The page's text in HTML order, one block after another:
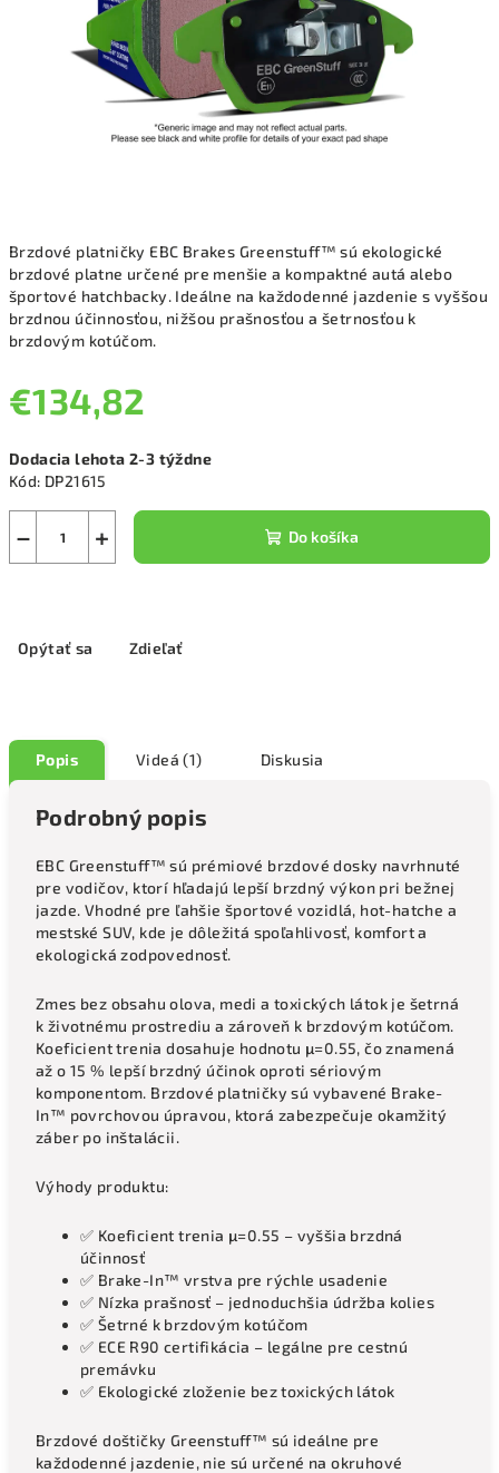
Brzdové platničky EBC Brakes Greenstuff™ sú ekologické
brzdové platne určené pre menšie a kompaktné autá alebo
športové hatchbacky. Ideálne na každodenné jazdenie s vyššou
brzdnou účinnosťou, nižšou prašnosťou a šetrnosťou k
brzdovým kotúčom.
€134,82
cena:
Dodacia lehota 2-3 týždne
Kód: DP21615
+
− Do košíka
Opýtať sa Zdieľať
Popis Videá (1) Diskusia
Podrobný popis
EBC Greenstuff™ sú prémiové brzdové dosky navrhnuté
pre vodičov, ktorí hľadajú lepší brzdný výkon pri bežnej
jazde. Vhodné pre ľahšie športové vozidlá, hot-hatche a
mestské SUV, kde je dôležitá spoľahlivosť, komfort a
ekologická zodpovednosť.
Zmes bez obsahu olova, medi a toxických látok je šetrná
k životnému prostrediu a zároveň k brzdovým kotúčom.
Koeficient trenia dosahuje hodnotu μ=0.55, čo znamená
až o 15 % lepší brzdný účinok oproti sériovým
komponentom. Brzdové platničky sú vybavené Brake-
In™ povrchovou úpravou, ktorá zabezpečuje okamžitý
záber po inštalácii.
Výhody produktu:
✅ Koeficient trenia μ=0.55 – vyššia brzdná
účinnosť
✅ Brake-In™ vrstva pre rýchle usadenie
✅ Nízka prašnosť – jednoduchšia údržba kolies
✅ Šetrné k brzdovým kotúčom
✅ ECE R90 certifikácia – legálne pre cestnú
premávku
✅ Ekologické zloženie bez toxických látok
Brzdové doštičky Greenstuff™ sú ideálne pre
každodenné jazdenie, nie sú určené na okruhové